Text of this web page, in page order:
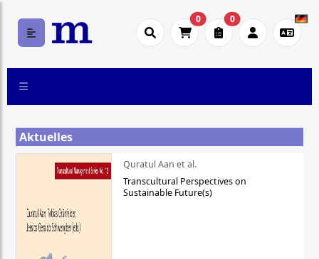
0 0
Aktuelles
Quratul Aan et al.
Transcultural Perspectives on
Sustainable Future(s)